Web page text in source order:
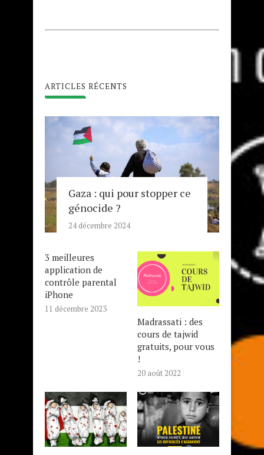
ARTICLES RÉCENTS
Gaza : qui pour stopper ce
génocide ?
24 décembre 2024
3 meilleures
application de
contrôle parental
iPhone
11 décembre 2023
Madrassati : des
cours de tajwid
gratuits, pour vous
!
20 août 2022